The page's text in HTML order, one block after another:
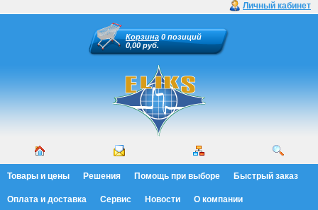
Личный кабинет
Корзина 0 позиций
0,00 руб.
Товары и цены Решения Помощь при выборе Быстрый заказ
Оплата и доставка Сервис Новости О компании